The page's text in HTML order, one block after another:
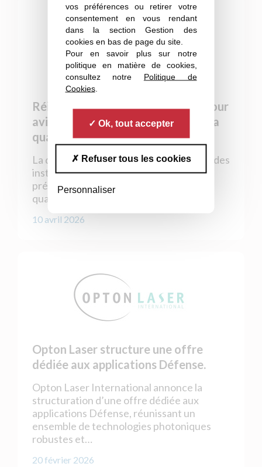
vos préférences ou retirer votre
consentement en vous rendant
dans la section Gestion des
cookies en bas de page du site.
Pour en savoir plus sur notre
politique en matière de cookies,
consultez notre Politique de
Cookies.
Ok, tout accepter
Refuser tous les cookies
Personnaliser
Réingénierie d’un néphélomètre pour
avion : La photonique appliquée à la
qualification aéronautique
La qualification aéronautique nécessite des
instruments capables de mesurer avec
précision, dans les conditions de vol, la
quantité et la…
10 avril 2026
Opton Laser structure une offre
dédiée aux applications Défense.
Opton Laser International annonce la
structuration d’une offre dédiée aux
applications Défense, réunissant un
ensemble de technologies photoniques
robustes et…
20 février 2026